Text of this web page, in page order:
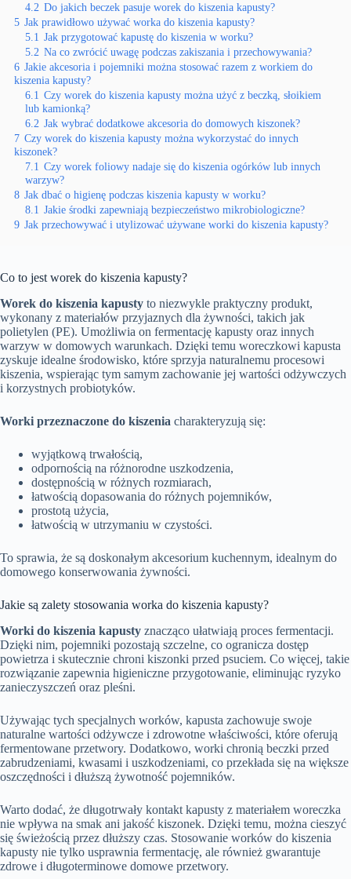
4.2 Do jakich beczek pasuje worek do kiszenia kapusty?
5 Jak prawidłowo używać worka do kiszenia kapusty?
5.1 Jak przygotować kapustę do kiszenia w worku?
5.2 Na co zwrócić uwagę podczas zakiszania i przechowywania?
6 Jakie akcesoria i pojemniki można stosować razem z workiem do
kiszenia kapusty?
6.1 Czy worek do kiszenia kapusty można użyć z beczką, słoikiem
lub kamionką?
6.2 Jak wybrać dodatkowe akcesoria do domowych kiszonek?
7 Czy worek do kiszenia kapusty można wykorzystać do innych
kiszonek?
7.1 Czy worek foliowy nadaje się do kiszenia ogórków lub innych
warzyw?
8 Jak dbać o higienę podczas kiszenia kapusty w worku?
8.1 Jakie środki zapewniają bezpieczeństwo mikrobiologiczne?
9 Jak przechowywać i utylizować używane worki do kiszenia kapusty?
Co to jest worek do kiszenia kapusty?
Worek do kiszenia kapusty to niezwykle praktyczny produkt,
wykonany z materiałów przyjaznych dla żywności, takich jak
polietylen (PE). Umożliwia on fermentację kapusty oraz innych
warzyw w domowych warunkach. Dzięki temu woreczkowi kapusta
zyskuje idealne środowisko, które sprzyja naturalnemu procesowi
kiszenia, wspierając tym samym zachowanie jej wartości odżywczych
i korzystnych probiotyków.
Worki przeznaczone do kiszenia charakteryzują się:
wyjątkową trwałością,
odpornością na różnorodne uszkodzenia,
dostępnością w różnych rozmiarach,
łatwością dopasowania do różnych pojemników,
prostotą użycia,
łatwością w utrzymaniu w czystości.
To sprawia, że są doskonałym akcesorium kuchennym, idealnym do
domowego konserwowania żywności.
Jakie są zalety stosowania worka do kiszenia kapusty?
Worki do kiszenia kapusty znacząco ułatwiają proces fermentacji.
Dzięki nim, pojemniki pozostają szczelne, co ogranicza dostęp
powietrza i skutecznie chroni kiszonki przed psuciem. Co więcej, takie
rozwiązanie zapewnia higieniczne przygotowanie, eliminując ryzyko
zanieczyszczeń oraz pleśni.
Używając tych specjalnych worków, kapusta zachowuje swoje
naturalne wartości odżywcze i zdrowotne właściwości, które oferują
fermentowane przetwory. Dodatkowo, worki chronią beczki przed
zabrudzeniami, kwasami i uszkodzeniami, co przekłada się na większe
oszczędności i dłuższą żywotność pojemników.
Warto dodać, że długotrwały kontakt kapusty z materiałem woreczka
nie wpływa na smak ani jakość kiszonek. Dzięki temu, można cieszyć
się świeżością przez dłuższy czas. Stosowanie worków do kiszenia
kapusty nie tylko usprawnia fermentację, ale również gwarantuje
zdrowe i długoterminowe domowe przetwory.